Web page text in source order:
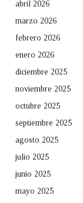
abril 2026
marzo 2026
febrero 2026
enero 2026
diciembre 2025
noviembre 2025
octubre 2025
septiembre 2025
agosto 2025
julio 2025
junio 2025
mayo 2025